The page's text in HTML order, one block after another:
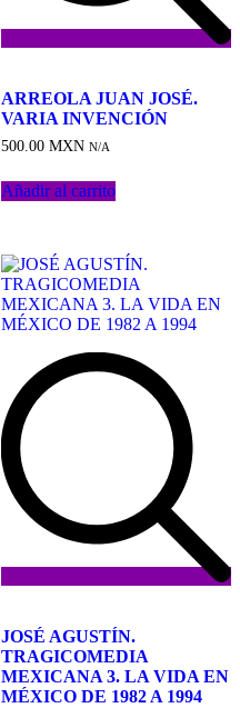
ARREOLA JUAN JOSÉ.
VARIA INVENCIÓN
500.00 MXN N/A
Añadir al carrito
JOSÉ AGUSTÍN.
TRAGICOMEDIA
MEXICANA 3. LA VIDA EN
MÉXICO DE 1982 A 1994